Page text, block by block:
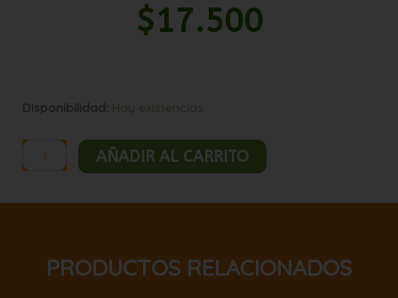
$17.500
Disponibilidad: Hay existencias
confitado
frutilla
5kg
AÑADIR AL CARRITO
PRODUCTOS RELACIONADOS